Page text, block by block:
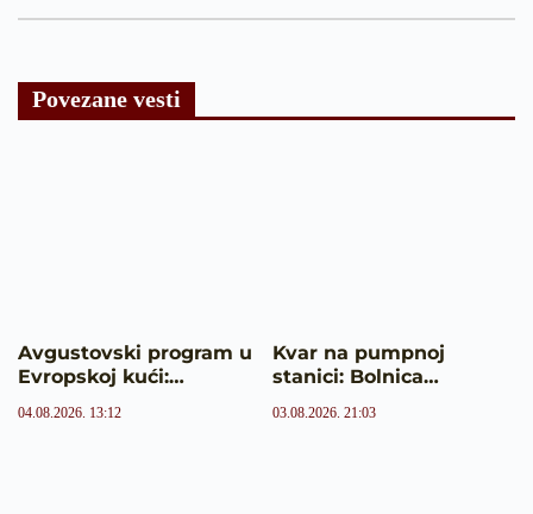
Povezane vesti
Avgustovski program u
Evropskoj kući:…
04.08.2026. 13:12
Kvar na pumpnoj
stanici: Bolnica…
03.08.2026. 21:03